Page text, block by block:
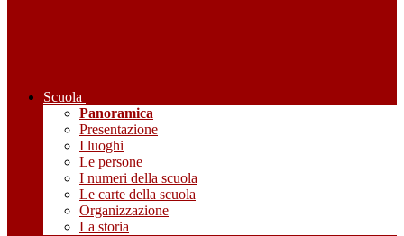
Scuola
Panoramica
Presentazione
I luoghi
Le persone
I numeri della scuola
Le carte della scuola
Organizzazione
La storia